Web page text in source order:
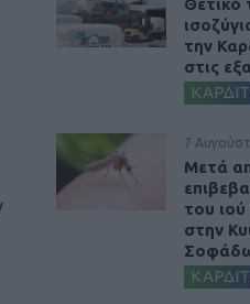
Θετικό
την
στις
7
Μετά
του
στην